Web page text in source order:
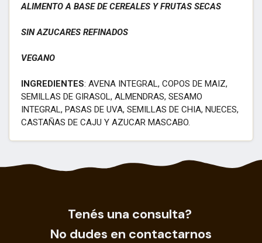
ALIMENTO A BASE DE CEREALES Y FRUTAS SECAS
SIN AZUCARES REFINADOS
VEGANO
INGREDIENTES: AVENA INTEGRAL, COPOS DE MAIZ,
SEMILLAS DE GIRASOL, ALMENDRAS, SESAMO
INTEGRAL, PASAS DE UVA, SEMILLAS DE CHIA, NUECES,
CASTAÑAS DE CAJU Y AZUCAR MASCABO.
Tenés una consulta?
No dudes en contactarnos